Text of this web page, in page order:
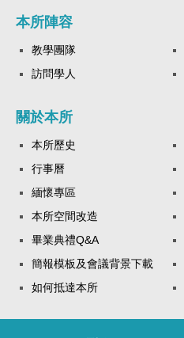
本所陣容
教學團隊
訪問學人
關於本所
本所歷史
行事曆
緬懷專區
本所空間改造
畢業典禮Q&A
簡報模板及會議背景下載
如何抵達本所